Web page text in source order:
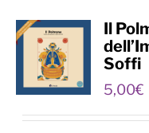
Il
Soffi
5,00€